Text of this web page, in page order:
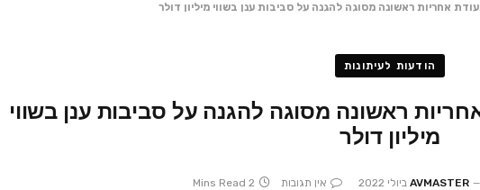
אחריות ראשונה מסוגה להגנה על סביבות ענן בשווי מיליון דולר
הודעות לעיתונות
ראשונה מסוגה להגנה על סביבות ענן בשווי
מיליון דולר
אין תגובות 2 Mins Read